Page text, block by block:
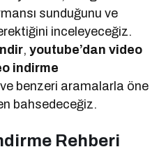
sunduğunu ve
inceleyeceğiz.
,youtube’dan video
indirme
ve benzeri aramalarla öne
bahsedeceğiz.
Rehberi